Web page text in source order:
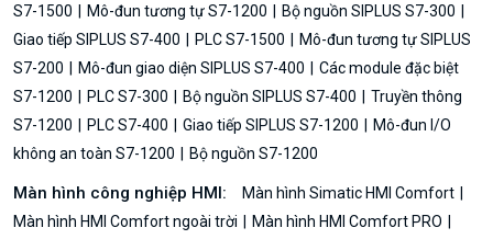
S7-1500
Mô-đun tương tự S7-1200
Bộ nguồn SIPLUS S7-300
Giao tiếp SIPLUS S7-400
PLC S7-1500
Mô-đun tương tự SIPLUS
S7-200
Mô-đun giao diện SIPLUS S7-400
Các module đặc biệt
S7-1200
PLC S7-300 Bộ nguồn SIPLUS S7-400
Truyền thông
S7-1200
PLC S7-400 Giao tiếp SIPLUS S7-1200
Mô-đun I/O
không an toàn S7-1200
Bộ nguồn S7-1200
Màn hình công nghiệp HMI:
Màn hình Simatic HMI Comfort
Màn hình HMI Comfort ngoài trời
Màn hình HMI Comfort PRO